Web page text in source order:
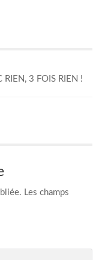
RIEN, 3 FOIS RIEN !
Les champs